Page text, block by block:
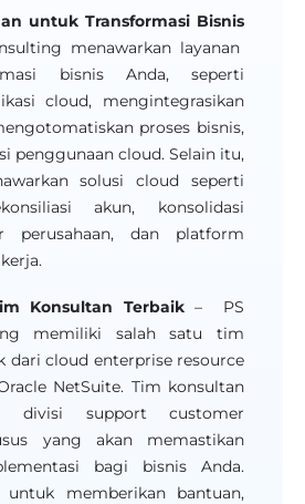
untuk Transformasi Bisnis
menawarkan layanan
bisnis Anda, seperti
cloud, mengintegrasikan
proses bisnis,
penggunaan cloud. Selain itu,
solusi cloud seperti
akun, konsolidasi
perusahaan, dan platform
Konsultan Terbaik– PS
memiliki salah satu tim
dari cloud enterprise resource
NetSuite. Tim konsultan
divisi support customer
yang akan memastikan
bagi bisnis Anda.
memberikan bantuan,